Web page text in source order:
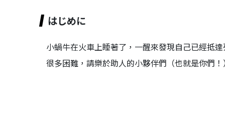
はじめに
小蝸牛在火車上睡著了，一醒來發現自己已經抵
很多困難，請樂於助人的小夥伴們（也就是你們